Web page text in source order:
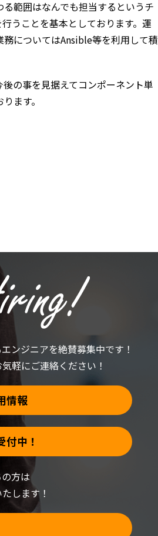
範囲はなんでも担当するというチ
うことを基本としております。運
についてはAnsible等を利用して積
の事を見据えてコンポーネント単
ます。
エンジニアを絶賛募集中です！
気軽にご連絡ください！
情報
中！
方は
します！